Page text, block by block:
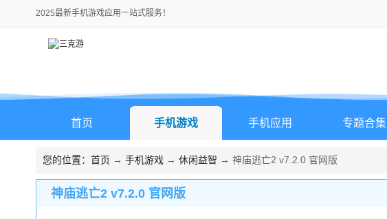
2025最新手机游戏应用一站式服务！
首页 手机游戏 手机应用 专题合集
您的位置： 首页 → 手机游戏 → 休闲益智 → 神庙逃亡2 v7.2.0 官网版
神庙逃亡2 v7.2.0 官网版